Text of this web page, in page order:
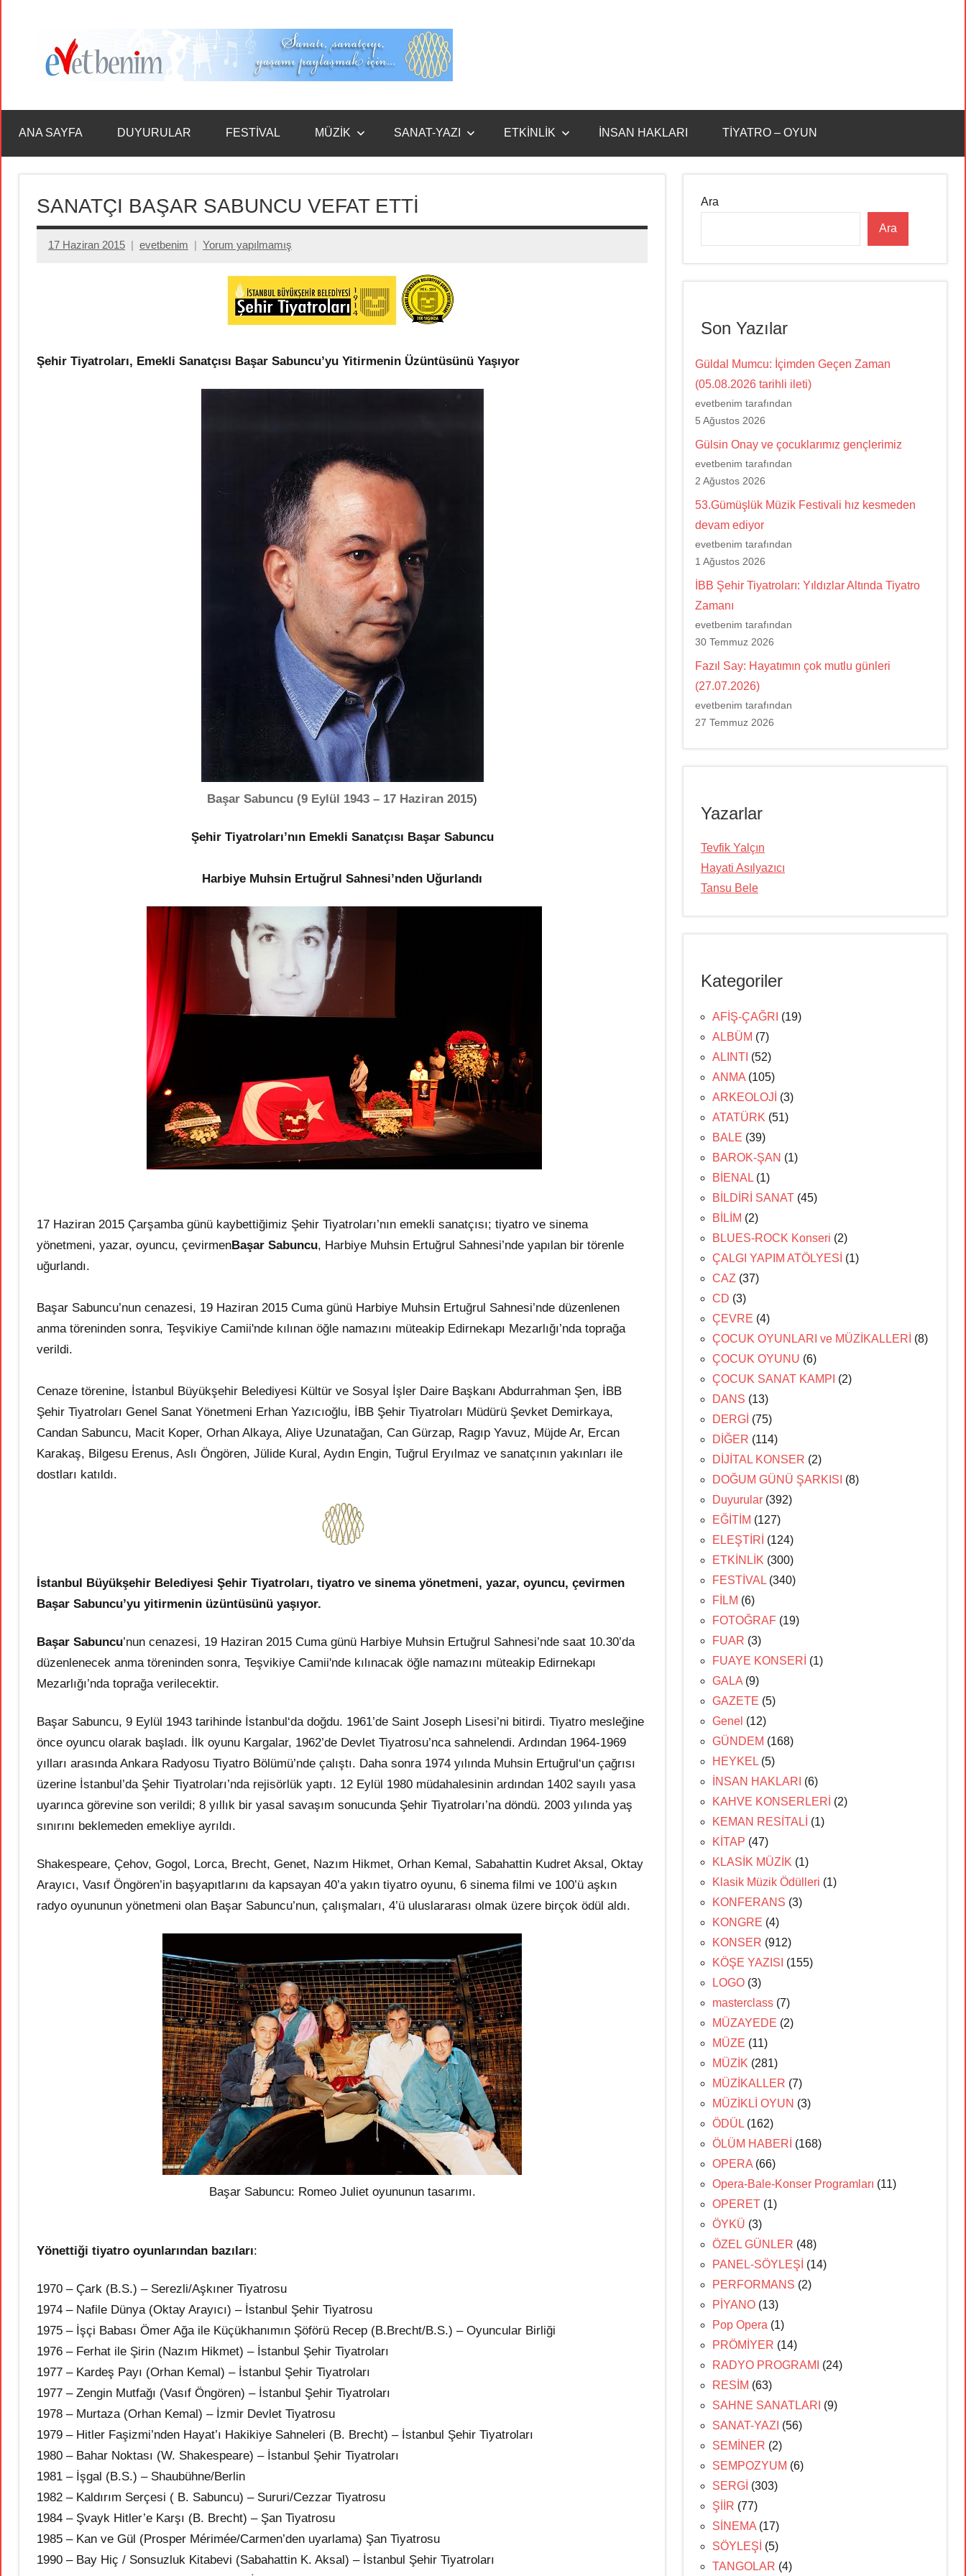
Benim
ANA SAYFA DUYURULAR FESTİVAL MÜZİK SANAT-YAZI ETKİNLİK İNSAN HAKLARI TİYATRO – OYUN
SANATÇI BAŞAR SABUNCU VEFAT ETTİ
17 Haziran 2015 evetbenim Yorum yapılmamış
Şehir Tiyatroları, Emekli Sanatçısı Başar Sabuncu’yu Yitirmenin Üzüntüsünü Yaşıyor
Başar Sabuncu (9 Eylül 1943 – 17 Haziran 2015)
Şehir Tiyatroları’nın Emekli Sanatçısı Başar Sabuncu
Harbiye Muhsin Ertuğrul Sahnesi’nden Uğurlandı
17 Haziran 2015 Çarşamba günü kaybettiğimiz Şehir Tiyatroları’nın emekli sanatçısı; tiyatro ve sinema
yönetmeni, yazar, oyuncu, çevirmenBaşar Sabuncu, Harbiye Muhsin Ertuğrul Sahnesi’nde yapılan bir törenle
uğurlandı.
Başar Sabuncu’nun cenazesi, 19 Haziran 2015 Cuma günü Harbiye Muhsin Ertuğrul Sahnesi’nde düzenlenen
anma töreninden sonra, Teşvikiye Camii'nde kılınan öğle namazını müteakip Edirnekapı Mezarlığı’nda toprağa
verildi.
Cenaze törenine, İstanbul Büyükşehir Belediyesi Kültür ve Sosyal İşler Daire Başkanı Abdurrahman Şen, İBB
Şehir Tiyatroları Genel Sanat Yönetmeni Erhan Yazıcıoğlu, İBB Şehir Tiyatroları Müdürü Şevket Demirkaya,
Candan Sabuncu, Macit Koper, Orhan Alkaya, Aliye Uzunatağan, Can Gürzap, Ragıp Yavuz, Müjde Ar, Ercan
Karakaş, Bilgesu Erenus, Aslı Öngören, Jülide Kural, Aydın Engin, Tuğrul Eryılmaz ve sanatçının yakınları ile
dostları katıldı.
İstanbul Büyükşehir Belediyesi Şehir Tiyatroları, tiyatro ve sinema yönetmeni, yazar, oyuncu, çevirmen
Başar Sabuncu’yu yitirmenin üzüntüsünü yaşıyor.
Başar Sabuncu’nun cenazesi, 19 Haziran 2015 Cuma günü Harbiye Muhsin Ertuğrul Sahnesi’nde saat 10.30’da
düzenlenecek anma töreninden sonra, Teşvikiye Camii'nde kılınacak öğle namazını müteakip Edirnekapı
Mezarlığı’nda toprağa verilecektir.
Başar Sabuncu, 9 Eylül 1943 tarihinde İstanbul‘da doğdu. 1961’de Saint Joseph Lisesi’ni bitirdi. Tiyatro mesleğine
önce oyuncu olarak başladı. İlk oyunu Kargalar, 1962’de Devlet Tiyatrosu’nca sahnelendi. Ardından 1964-1969
yılları arasında Ankara Radyosu Tiyatro Bölümü’nde çalıştı. Daha sonra 1974 yılında Muhsin Ertuğrul‘un çağrısı
üzerine İstanbul’da Şehir Tiyatroları’nda rejisörlük yaptı. 12 Eylül 1980 müdahalesinin ardından 1402 sayılı yasa
uyarınca görevine son verildi; 8 yıllık bir yasal savaşım sonucunda Şehir Tiyatroları’na döndü. 2003 yılında yaş
sınırını beklemeden emekliye ayrıldı.
Shakespeare, Çehov, Gogol, Lorca, Brecht, Genet, Nazım Hikmet, Orhan Kemal, Sabahattin Kudret Aksal, Oktay
Arayıcı, Vasıf Öngören’in başyapıtlarını da kapsayan 40’a yakın tiyatro oyunu, 6 sinema filmi ve 100’ü aşkın
radyo oyununun yönetmeni olan Başar Sabuncu’nun, çalışmaları, 4’ü uluslararası olmak üzere birçok ödül aldı.
Başar Sabuncu: Romeo Juliet oyununun tasarımı.
Yönettiği tiyatro oyunlarından bazıları:
1970 – Çark (B.S.) – Serezli/Aşkıner Tiyatrosu
1974 – Nafile Dünya (Oktay Arayıcı) – İstanbul Şehir Tiyatrosu
1975 – İşçi Babası Ömer Ağa ile Küçükhanımın Şöförü Recep (B.Brecht/B.S.) – Oyuncular Birliği
1976 – Ferhat ile Şirin (Nazım Hikmet) – İstanbul Şehir Tiyatroları
1977 – Kardeş Payı (Orhan Kemal) – İstanbul Şehir Tiyatroları
1977 – Zengin Mutfağı (Vasıf Öngören) – İstanbul Şehir Tiyatroları
1978 – Murtaza (Orhan Kemal) – İzmir Devlet Tiyatrosu
1979 – Hitler Faşizmi’nden Hayat’ı Hakikiye Sahneleri (B. Brecht) – İstanbul Şehir Tiyatroları
1980 – Bahar Noktası (W. Shakespeare) – İstanbul Şehir Tiyatroları
1981 – İşgal (B.S.) – Shaubühne/Berlin
1982 – Kaldırım Serçesi ( B. Sabuncu) – Sururi/Cezzar Tiyatrosu
1984 – Şvayk Hitler’e Karşı (B. Brecht) – Şan Tiyatrosu
1985 – Kan ve Gül (Prosper Mérimée/Carmen’den uyarlama) Şan Tiyatrosu
1990 – Bay Hiç / Sonsuzluk Kitabevi (Sabahattin K. Aksal) – İstanbul Şehir Tiyatroları
Ara
Ara
Son Yazılar
Güldal Mumcu: İçimden Geçen Zaman
(05.08.2026 tarihli ileti)
evetbenim tarafından
5 Ağustos 2026
Gülsin Onay ve çocuklarımız gençlerimiz
evetbenim tarafından
2 Ağustos 2026
53.Gümüşlük Müzik Festivali hız kesmeden
devam ediyor
evetbenim tarafından
1 Ağustos 2026
İBB Şehir Tiyatroları: Yıldızlar Altında Tiyatro
Zamanı
evetbenim tarafından
30 Temmuz 2026
Fazıl Say: Hayatımın çok mutlu günleri
(27.07.2026)
evetbenim tarafından
27 Temmuz 2026
Yazarlar
Tevfik Yalçın
Hayati Asılyazıcı
Tansu Bele
Kategoriler
AFİŞ-ÇAĞRI (19)
ALBÜM (7)
ALINTI (52)
ANMA (105)
ARKEOLOJİ (3)
ATATÜRK (51)
BALE (39)
BAROK-ŞAN (1)
BİENAL (1)
BİLDİRİ SANAT (45)
BİLİM (2)
BLUES-ROCK Konseri (2)
ÇALGI YAPIM ATÖLYESİ (1)
CAZ (37)
CD (3)
ÇEVRE (4)
ÇOCUK OYUNLARI ve MÜZİKALLERİ (8)
ÇOCUK OYUNU (6)
ÇOCUK SANAT KAMPI (2)
DANS (13)
DERGİ (75)
DİĞER (114)
DİJİTAL KONSER (2)
DOĞUM GÜNÜ ŞARKISI (8)
Duyurular (392)
EĞİTİM (127)
ELEŞTİRİ (124)
ETKİNLİK (300)
FESTİVAL (340)
FİLM (6)
FOTOĞRAF (19)
FUAR (3)
FUAYE KONSERİ (1)
GALA (9)
GAZETE (5)
Genel (12)
GÜNDEM (168)
HEYKEL (5)
İNSAN HAKLARI (6)
KAHVE KONSERLERİ (2)
KEMAN RESİTALİ (1)
KİTAP (47)
KLASİK MÜZİK (1)
Klasik Müzik Ödülleri (1)
KONFERANS (3)
KONGRE (4)
KONSER (912)
KÖŞE YAZISI (155)
LOGO (3)
masterclass (7)
MÜZAYEDE (2)
MÜZE (11)
MÜZİK (281)
MÜZİKALLER (7)
MÜZİKLİ OYUN (3)
ÖDÜL (162)
ÖLÜM HABERİ (168)
OPERA (66)
Opera-Bale-Konser Programları (11)
OPERET (1)
ÖYKÜ (3)
ÖZEL GÜNLER (48)
PANEL-SÖYLEŞİ (14)
PERFORMANS (2)
PİYANO (13)
Pop Opera (1)
PRÖMİYER (14)
RADYO PROGRAMI
(24)
RESİM (63)
SAHNE SANATLARI (9)
SANAT-YAZI (56)
SEMİNER (2)
SEMPOZYUM (6)
SERGİ (303)
ŞİİR (77)
SİNEMA (17)
SÖYLEŞİ (5)
TANGOLAR (4)